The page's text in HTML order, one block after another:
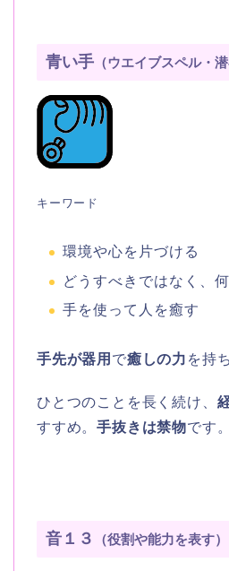
青い手 （ウエイブスペル・潜
キーワード
環境や心を片づける
どうすべきではなく、
手を使って人を癒す
手先が器用 で癒しの力 を持
ひとつのことを長く続け、
すすめ。手抜きは禁物です。
音１３ （役割や能力を表す）